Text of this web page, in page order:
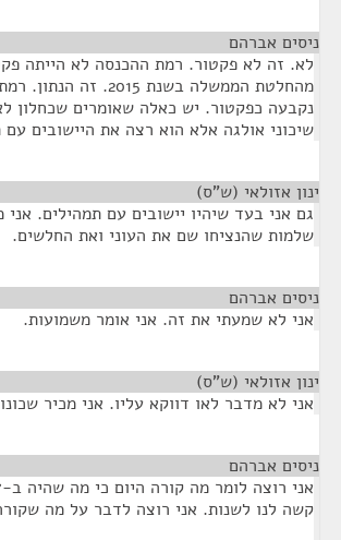
ניסים אברהם
לא. זה לא פקטור. רמת ההכנסה לא הייתה
מהחלטת הממשלה בשנת 2015.
נקבעה כפקטור. יש כאלה שאומרים שכחלון
שיכוני אולגה אלא הוא רצה את היישובים עם
ינון אזולאי (ש"ס)
גם אני בעד שיהיו יישובים עם תמהילים. אני
שלמות שהנציחו שם את העוני ואת החלשים.
ניסים אברהם
אני לא שמעתי את זה. אני אומר משמועות.
ינון אזולאי (ש"ס)
אני לא מדבר לאו דווקא עליו. אני מכיר
ניסים אברהם
קשה לנו לשנות. אני רוצה לדבר על מה